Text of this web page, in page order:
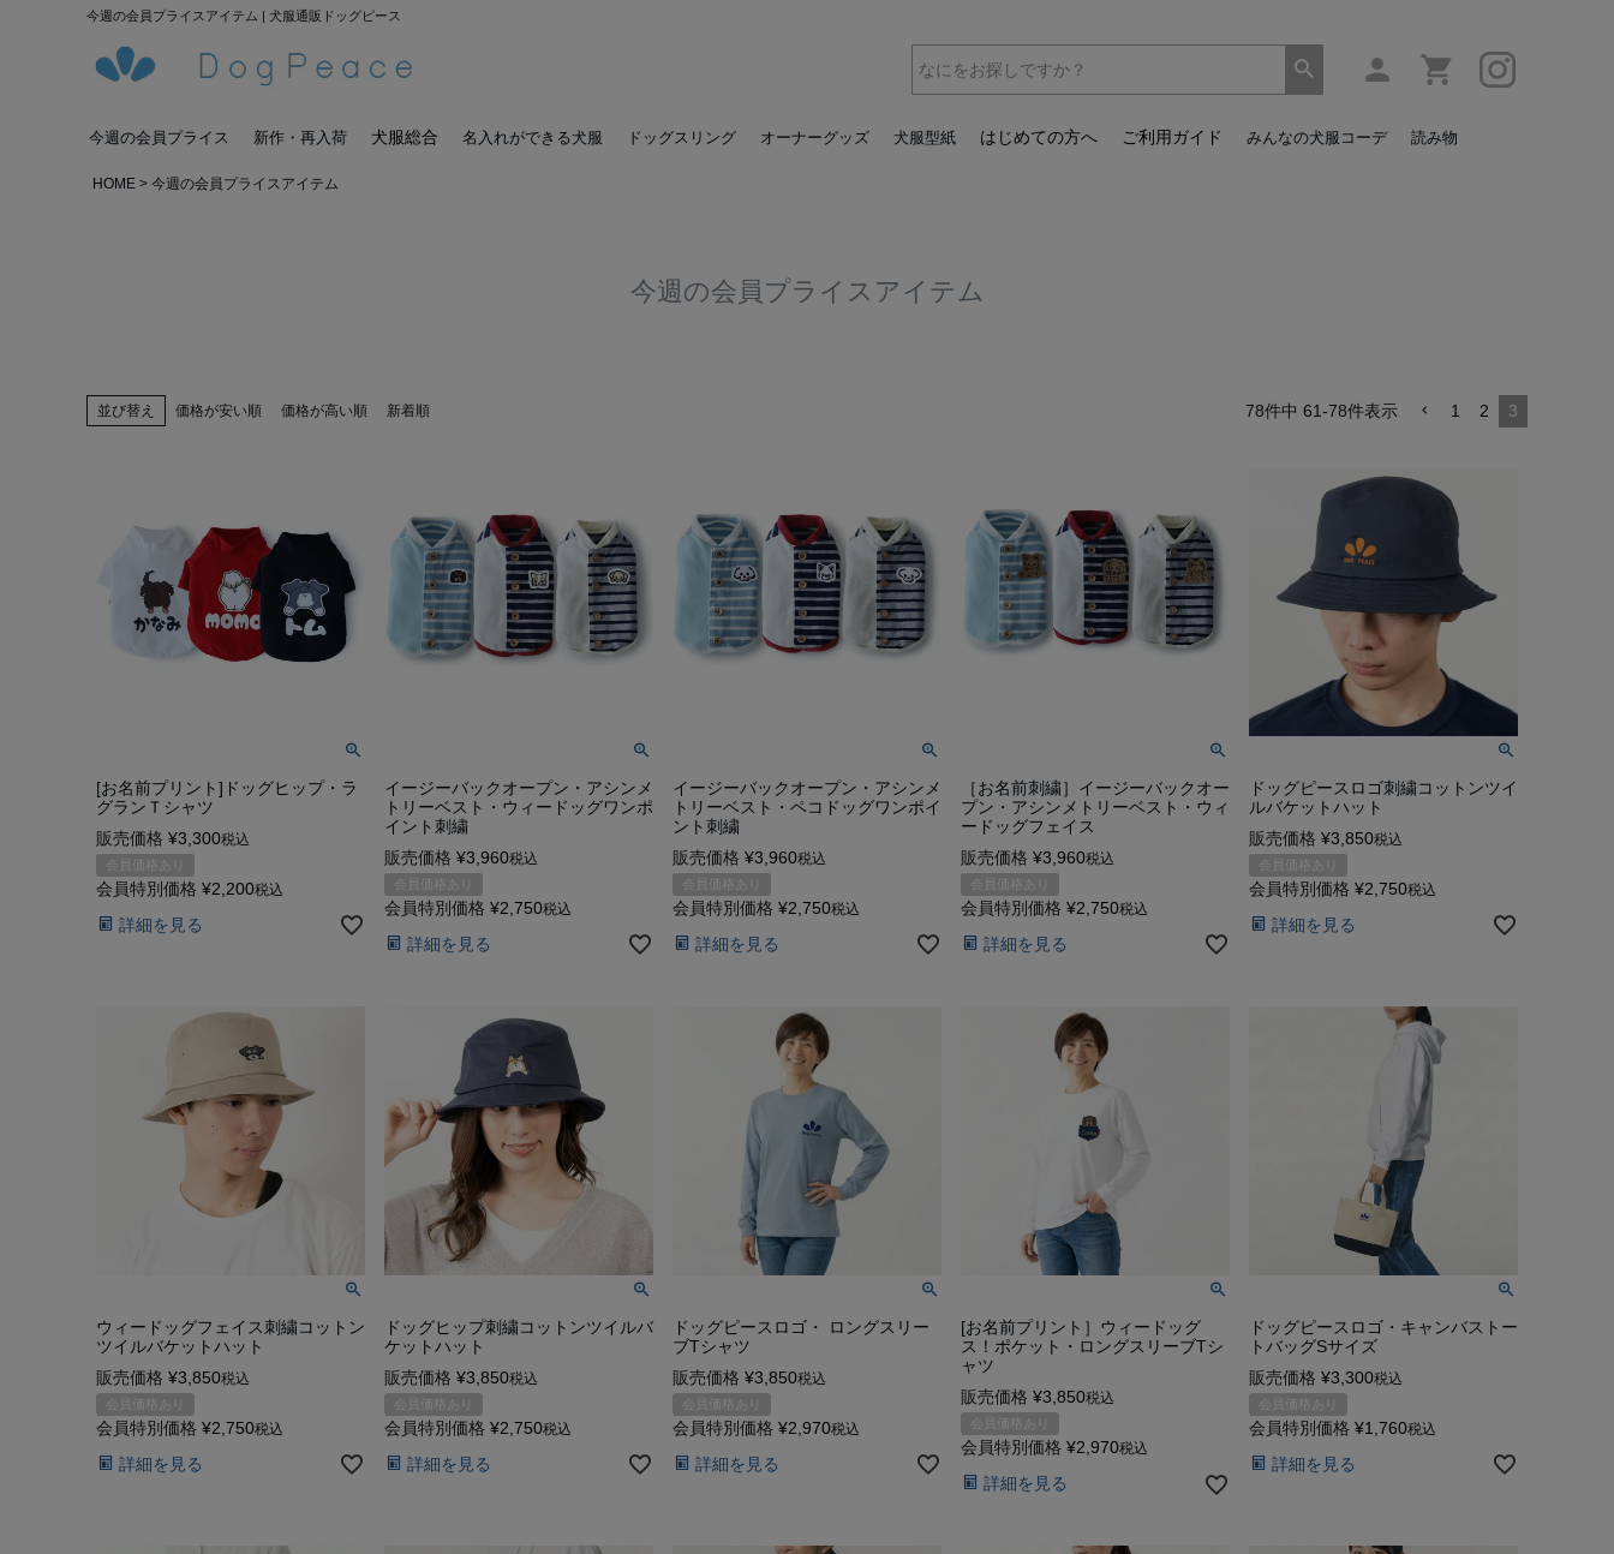
今週の会員プライスアイテム | 犬服通販ドッグピース
今週の会員プライス 新作・再入荷 犬服総合 名入れができる犬服 ドッグスリング オーナーグッズ 犬服型紙 はじめての方へ ご利用ガイド みんなの犬服コーデ 読み物
HOME 今週の会員プライスアイテム
今週の会員プライスアイテム
並び替え 価格が安い順 価格が高い順 新着順 78件中 61-78件表示 1 2 3
[お名前プリント]ドッグヒップ・ラ
グランＴシャツ
販売価格 ¥3,300税込
会員価格あり
会員特別価格 ¥2,200税込
詳細を見る
イージーバックオープン・アシンメ
トリーベスト・ウィードッグワンポ
イント刺繍
販売価格 ¥3,960税込
会員価格あり
会員特別価格 ¥2,750税込
詳細を見る
イージーバックオープン・アシンメ
トリーベスト・ペコドッグワンポイ
ント刺繍
販売価格 ¥3,960税込
会員価格あり
会員特別価格 ¥2,750税込
詳細を見る
［お名前刺繍］イージーバックオー
プン・アシンメトリーベスト・ウィ
ードッグフェイス
販売価格 ¥3,960税込
会員価格あり
会員特別価格 ¥2,750税込
詳細を見る
ドッグピースロゴ刺繍コットンツイ
ルバケットハット
販売価格 ¥3,850税込
会員価格あり
会員特別価格 ¥2,750税込
詳細を見る
ウィードッグフェイス刺繍コットン
ツイルバケットハット
販売価格 ¥3,850税込
会員価格あり
会員特別価格 ¥2,750税込
詳細を見る
ドッグヒップ刺繍コットンツイルバ
ケットハット
販売価格 ¥3,850税込
会員価格あり
会員特別価格 ¥2,750税込
詳細を見る
ドッグピースロゴ・ ロングスリー
ブTシャツ
販売価格 ¥3,850税込
会員価格あり
会員特別価格 ¥2,970税込
詳細を見る
[お名前プリント］ウィードッグ
ス！ポケット・ロングスリーブTシ
ャツ
販売価格 ¥3,850税込
会員価格あり
会員特別価格 ¥2,970税込
詳細を見る
ドッグピースロゴ・キャンバストー
トバッグSサイズ
販売価格 ¥3,300税込
会員価格あり
会員特別価格 ¥1,760税込
詳細を見る